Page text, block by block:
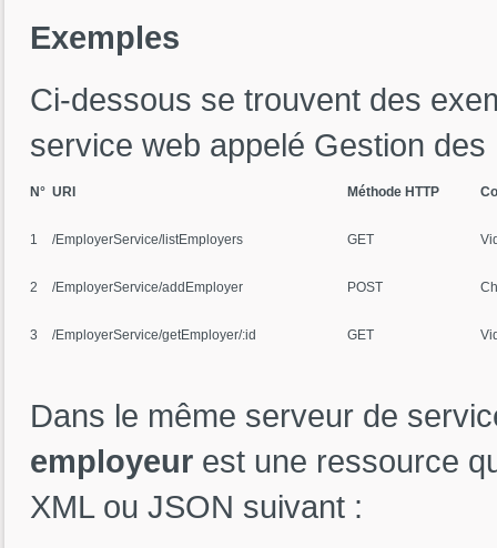
Exemples
Ci-dessous se trouvent des
service web appelé Gestion
N° URI Méthode HTTP
1 /EmployerService/listEmployers GET
2 /EmployerService/addEmployer POST
3 /EmployerService/getEmployer/:id GET
Dans le même serveur de
employeur est une ressource
XML ou JSON suivant :